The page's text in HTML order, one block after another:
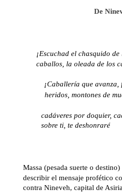
De
¡Escuchad el chasquido
caballos, la oleada de los
¡Caballería que
heridos, montones de
cadáveres por doquier,
sobre ti, te deshonraré
Massa (pesada suerte o
describir el mensaje profético
contra Nineveh, capital de